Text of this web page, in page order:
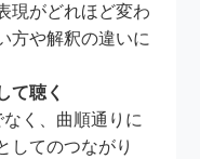
現がどれほど変わ
方や解釈の違いに
て聴く
く、曲順通りに
してのつながり